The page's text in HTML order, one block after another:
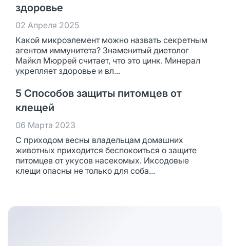
здоровье
02 Апреля 2025
Какой микроэлемент можно назвать секретным
агентом иммунитета? Знаменитый диетолог
Майкл Мюррей считает, что это цинк. Минерал
укрепляет здоровье и вл...
5 Способов защиты питомцев от
клещей
06 Марта 2023
С приходом весны владельцам домашних
животных приходится беспокоиться о защите
питомцев от укусов насекомых. Иксодовые
клещи опасны не только для соба...